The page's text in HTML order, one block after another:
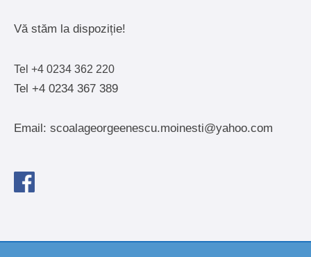
Vă stăm la dispoziție!
Tel +4 0234 362 220
Tel +4 0234 367 389
Email: scoalageorgeenescu.moinesti@yahoo.com